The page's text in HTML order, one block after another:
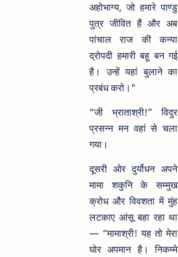
अहोभाग्य, जो हमारे पाण्डु
पुत्र जीवित हैं और अब
पांचाल राज की कन्या
द्रोपदी हमारी बहू बन गई
है। उन्हें यहां बुलाने का
प्रबंध करो।"
“जी भ्राताश्री!” विदुर
प्रसन्न मन वहां से चला
गया।
दूसरी ओर दुर्योधन अपने
मामा शकुनि के सम्मुख
क्रोध और विवशता में मुंह
लटकाए आंसू बहा रहा था
— “मामाश्री! यह तो मेरा
घोर अपमान है। निकम्मे